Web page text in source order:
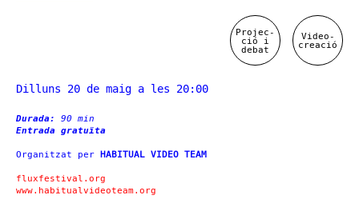
Video-
creació
Projec-
ció i
debat
Dilluns 20 de maig a les 20:00
Durada: 90 min
Entrada gratuïta
Organitzat per HABITUAL VIDEO TEAM
fluxfestival.org
www.habitualvideoteam.org